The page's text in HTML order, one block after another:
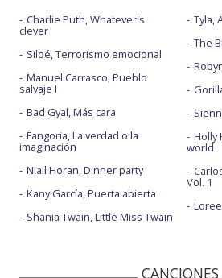
Charlie Puth, Whatever's
clever
Siloé, Terrorismo emocional
Manuel Carrasco, Pueblo
salvaje I
Bad Gyal, Más cara
Fangoria, La verdad o la
imaginación
Niall Horan, Dinner party
Kany García, Puerta abierta
Shania Twain, Little Miss Twain
Tyla,
The
Holly
world
Vol. 1
CANCIONES